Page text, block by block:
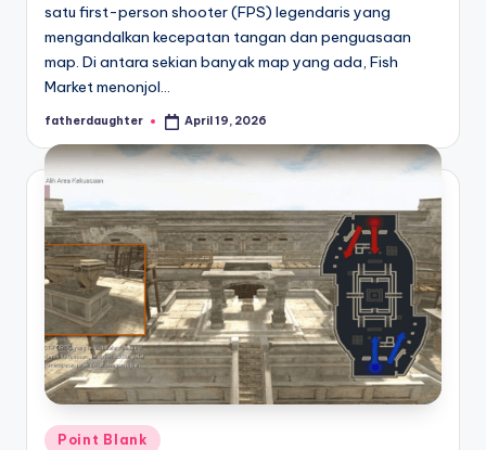
satu first-person shooter (FPS) legendaris yang
mengandalkan kecepatan tangan dan penguasaan
map. Di antara sekian banyak map yang ada, Fish
Market menonjol…
Posted
fatherdaughter April 19, 2026
Posted
Point Blank